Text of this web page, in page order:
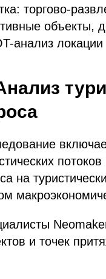
торгово-
объекты,
анализ
на
и точек